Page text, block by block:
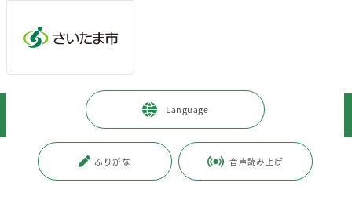
Language
ふりがな 音声読み上げ
事業者向けの情報 > 届出・手続き 介護保険
> 介護報酬における加算等の届出について
更新日付：2026年4月8日 / ページ番号：C019440